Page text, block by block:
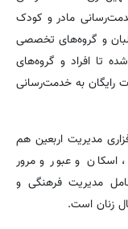
مادر و کودک
و گروه‌های تخصصی
تا افراد و گروه‌های
رایگان به خدمت‌رسانی
مدیریت اربعین هم
اسکان و عبور و مرور
مدیریت فرهنگی و
زنان است.